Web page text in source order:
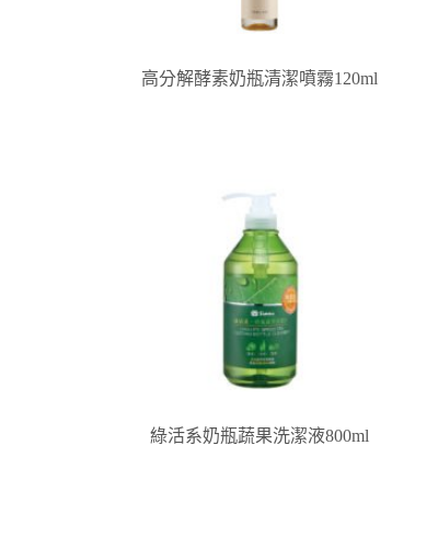
高分解酵素奶瓶清潔噴霧120ml
綠活系奶瓶蔬果洗潔液800ml